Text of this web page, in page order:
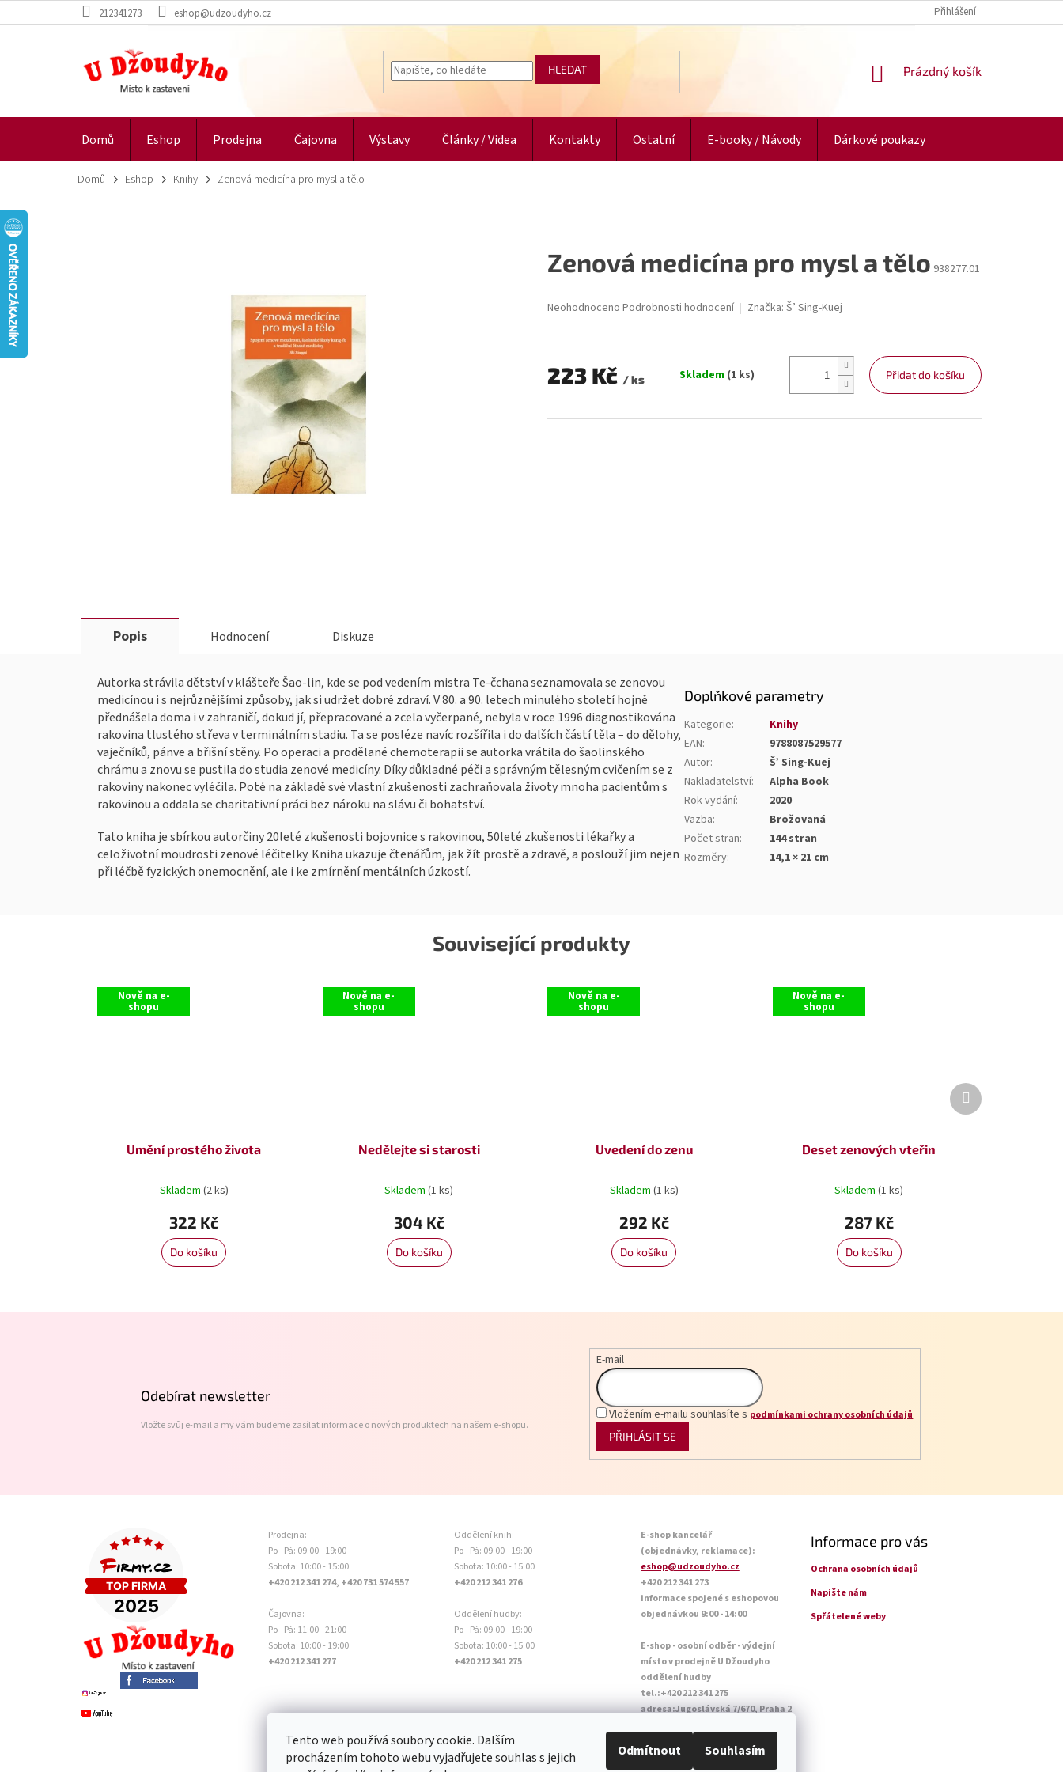
Tento web používá soubory cookie. Dalším
procházením tohoto webu vyjadřujete souhlas s jejich
Odmítnout Souhlasím
na
212341273 eshop@udzoudyho.cz Přihlášení
HLEDAT
NÁKUPNÍ
Prázdný košík
Domů Eshop Prodejna Čajovna Výstavy Články / Videa Kontakty Ostatní E-booky / Návody Dárkové poukazy
Domů Eshop Knihy Zenová medicína pro mysl a tělo
223 Kč / ks
Skladem (1 ks) Přidat do košíku
Zenová medicína pro mysl a tělo 938277.01
Průměrné
0,0
z
Neohodnoceno Podrobnosti hodnocení Značka: Š’ Sing-Kuej
Související produkty
Nově na e-
shopu
Umění prostého života
Skladem (2 ks)
322 Kč
Do košíku
Nově na e-
shopu
Nedělejte si starosti
Skladem(1 ks)
304 Kč
Do košíku
Nově na e-
shopu
Uvedení do zenu
Skladem (1 ks)
292 Kč
Do košíku
Nově na e-
shopu
Deset zenových vteřin
Skladem(1 ks)
287 Kč
Do košíku
Další
produkt
Popis Hodnocení Diskuze
Autorka strávila dětství v klášteře Šao-lin, kde se pod vedením mistra Te-čchana seznamovala se zenovou
medicínou i s nejrůznějšími způsoby, jak si udržet dobré zdraví. V 80. a 90. letech minulého století hojně
přednášela doma i v zahraničí, dokud jí, přepracované a zcela vyčerpané, nebyla v roce 1996 diagnostikována
rakovina tlustého střeva v terminálním stadiu. Ta se posléze navíc rozšířila i do dalších částí těla – do dělohy,
vaječníků, pánve a břišní stěny. Po operaci a prodělané chemoterapii se autorka vrátila do šaolinského
chrámu a znovu se pustila do studia zenové medicíny. Díky důkladné péči a správným tělesným cvičením se z
rakoviny nakonec vyléčila. Poté na základě své vlastní zkušenosti zachraňovala životy mnoha pacientům s
rakovinou a oddala se charitativní práci bez nároku na slávu či bohatství.
Tato kniha je sbírkou autorčiny 20leté zkušenosti bojovnice s rakovinou, 50leté zkušenosti lékařky a
celoživotní moudrosti zenové léčitelky. Kniha ukazuje čtenářům, jak žít prostě a zdravě, a poslouží jim nejen
při léčbě fyzických onemocnění, ale i ke zmírnění mentálních úzkostí.
Doplňkové parametry
Kategorie:
Knihy
EAN:
9788087529577
Autor:
Š’ Sing-Kuej
Nakladatelství:
Alpha Book
Rok vydání:
2020
Vazba:
Brožovaná
Počet stran:
144 stran
Rozměry: 14,1 × 21 cm
Odebírat newsletter
Vložte svůj e-mail a my vám budeme zasílat informace o nových produktech na našem e-shopu.
E-mail
Vložením e-mailu souhlasíte s podmínkami ochrany osobních údajů
PŘIHLÁSIT SE
Prodejna:
Po - Pá: 09:00 - 19:00
Sobota: 10:00 - 15:00
+420 212 341 274, +420 731 574 557
Čajovna:
Po - Pá: 11:00 - 21:00
Sobota: 10:00 - 19:00
+420 212 341 277
Oddělení knih:
Po - Pá: 09:00 - 19:00
Sobota: 10:00 - 15:00
+420 212 341 276
Oddělení hudby:
Po - Pá: 09:00 - 19:00
Sobota: 10:00 - 15:00
+420 212 341 275
E-shop kancelář
(objednávky, reklamace):
eshop@udzoudyho.cz
+420 212 341 273
informace spojené s eshopovou
objednávkou 9:00 - 14:00
E-shop - osobní odběr - výdejní
místo v prodejně U Džoudyho
oddělení hudby
tel.:+420 212 341 275
adresa:Jugoslávská 7/670, Praha 2
Informace pro vás
Ochrana osobních údajů
Napište nám
Spřátelené weby